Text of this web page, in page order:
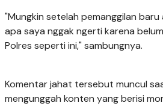
"Mungkin setelah pemanggilan baru
apa saya nggak ngerti karena
Polres seperti ini," sambungnya.
Komentar jahat tersebut muncul
mengunggah konten yang berisi